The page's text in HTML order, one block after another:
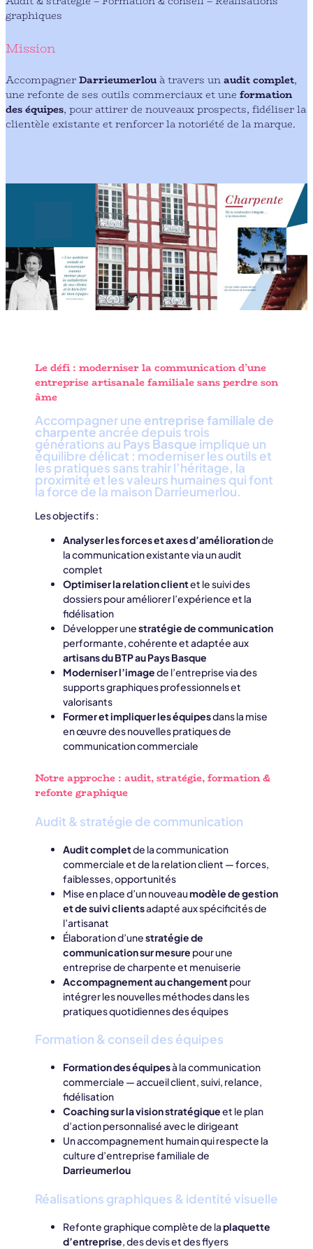
graphiques
Mission
AccompagnerDarrieumerlouà travers unaudit complet,
une refonte de ses outils commerciaux et une formation
des équipes, pour attirer de nouveaux prospects, fidéliser la
clientèle existante et renforcer la notoriété de la marque.
Le défi : moderniser la communication d’une
entreprise artisanale familiale sans perdre son
âme
Accompagner une entreprise familiale de
charpenteancrée depuis trois
générations au Pays Basque implique un
équilibre délicat : moderniser les outils et
les pratiques sans trahir l’héritage, la
proximité et les valeurs humaines qui font
la force de la maison Darrieumerlou.
Les objectifs :
Analyser les forces et axes d’améliorationde
la communication existante via un audit
complet
Optimiser la relation clientet le suivi des
dossiers pour améliorer l’expérience et la
fidélisation
Développer unestratégie de communication
performante, cohérente et adaptée aux
artisans du BTP au Pays Basque
Moderniser l’imagede l’entreprise via des
supports graphiques professionnels et
valorisants
Former et impliquer les équipesdans la mise
en œuvre des nouvelles pratiques de
communication commerciale
Notre approche : audit, stratégie, formation &
refonte graphique
Audit & stratégie de communication
Audit completde la communication
commerciale et de la relation client — forces,
faiblesses, opportunités
Mise en place d’un nouveaumodèle de gestion
et de suivi clientsadapté aux spécificités de
l’artisanat
Élaboration d’unestratégie de
communication sur mesure pour une
entreprise de charpente et menuiserie
Accompagnement au changementpour
intégrer les nouvelles méthodes dans les
pratiques quotidiennes des équipes
Formation & conseil des équipes
Formation des équipesà la communication
commerciale — accueil client, suivi, relance,
fidélisation
Coaching sur la vision stratégiqueet le plan
d’action personnalisé avec le dirigeant
Un accompagnement humain qui respecte la
culture d’entreprise familiale de
Darrieumerlou
Réalisations graphiques & identité visuelle
Refonte graphique complète de laplaquette
d’entreprise, des devis et des flyers